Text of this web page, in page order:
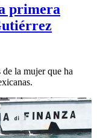
primera
la mujer que ha